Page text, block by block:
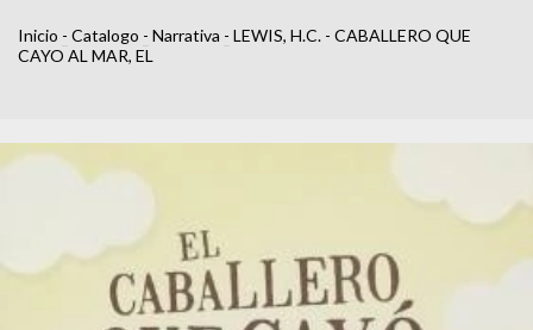
Inicio - Catalogo - Narrativa - LEWIS, H.C. - CABALLERO QUE
CAYO AL MAR, EL